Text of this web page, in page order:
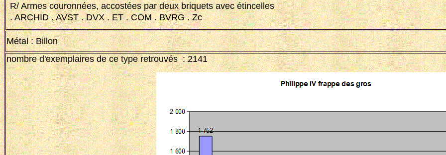
R/ Armes couronnées, accostées par deux briquets avec étincelles
. ARCHID . AVST . DVX . ET . COM . BVRG . Zc
Métal : Billon
nombre d'exemplaires de ce type retrouvés : 2141